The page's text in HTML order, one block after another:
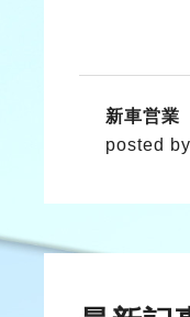
新車営業
posted